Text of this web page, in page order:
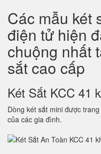
Các mẫu két
điện tử hiện
chuộng nhất
sắt cao cấp
Két Sắt KCC 41
Dòng két sắt mini được
của các gia đình.